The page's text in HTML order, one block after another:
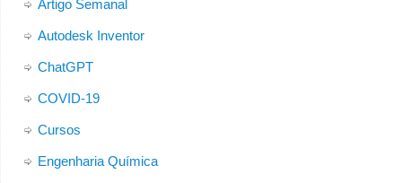
Artigo Semanal
Autodesk Inventor
ChatGPT
COVID-19
Cursos
Engenharia Química